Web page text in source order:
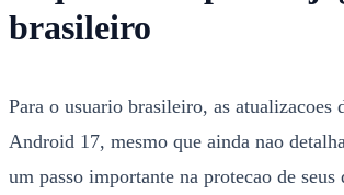
brasileiro
Para o usuario brasileiro, as atualizacoes
Android 17, mesmo que ainda nao
um passo importante na protecao de seus